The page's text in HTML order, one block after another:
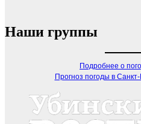
Наши группы
Подробнее о
Прогноз погоды в